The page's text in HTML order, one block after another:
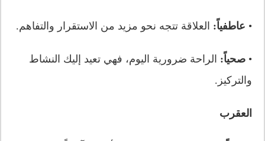
• عاطفياً: العلاقة تتجه نحو مزيد من الاستقرار والتفاهم.
•صحياً: الراحة ضرورية اليوم، فهي تعيد إليك النشاط
والتركيز.
العقرب